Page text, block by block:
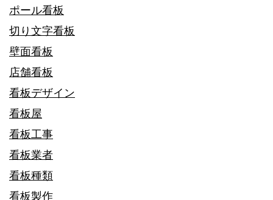
ポール看板
切り文字看板
壁面看板
店舗看板
看板デザイン
看板屋
看板工事
看板業者
看板種類
看板製作